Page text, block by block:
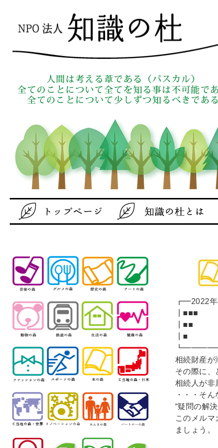
┏━2022
┃■■
相続財産が
その際に、
相続人が
・・・そ
“疑問の解
このメル
ましょう。